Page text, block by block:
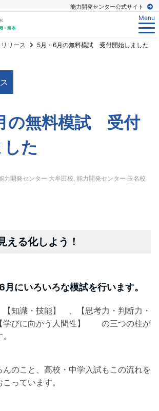
能力開発センター公式サイト
Menu
リース 5月・6月の無料模試 受付開始しました
の無料模試 受付
た
力開発センター 大牟田校, 能力開発センター 玉名校
える化しよう！
にいろいろな模試を行います。
知識・技能】 、【思考力・判断力・
びに向かう人間性】 の三つの柱が
んのこと、高校・中学入試もこの流れを
っています。